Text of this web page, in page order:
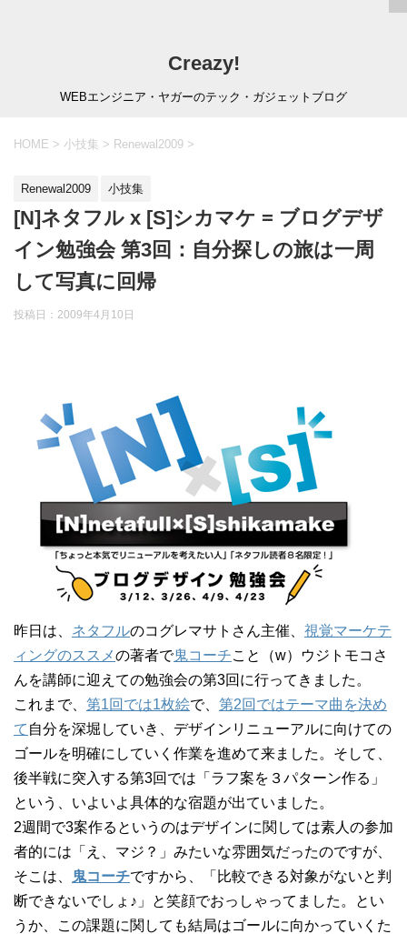
Creazy!
WEBエンジニア・ヤガーのテック・ガジェットブログ
HOME > 小技集 > Renewal2009 >
Renewal2009 小技集
[N]ネタフル x [S]シカマケ = ブログデザ
イン勉強会 第3回：自分探しの旅は一周
して写真に回帰
投稿日： 2009年4月10日
昨日は、 ネタフルのコグレマサトさん主催、 視覚マーケテ
ィングのススメの著者で鬼コーチこと（w）ウジトモコさ
んを講師に迎えての勉強会の第3回に行ってきました。
これまで、 第1回では1枚絵で、 第2回ではテーマ曲を決め
て 自分を深堀していき、デザインリニューアルに向けての
ゴールを明確にしていく作業を進めて来ました。そして、
後半戦に突入する第3回では「ラフ案を３パターン作る」
という、いよいよ具体的な宿題が出ていました。
2週間で3案作るというのはデザインに関しては素人の参加
者的には「え、マジ？」みたいな雰囲気だったのですが、
そこは、
鬼コーチですから、「比較できる対象がないと判
断できないでしょ♪」と笑顔でおっしゃってました。とい
うか、この課題に関しても結局はゴールに向かっていくた